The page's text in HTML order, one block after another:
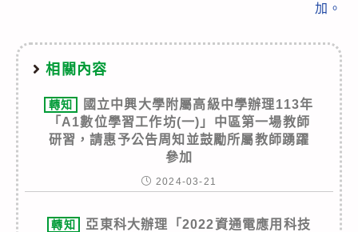
加。
相關內容
轉知
國立中興大學附屬高級中學辦理113年
「A1數位學習工作坊(一)」中區第一場教師
研習，請惠予公告周知並鼓勵所屬教師踴躍
參加
2024-03-21
轉知
亞東科大辦理「2022資通電應用科技